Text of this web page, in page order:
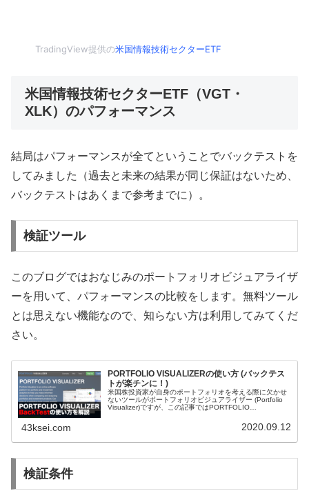
TradingView提供の米国情報技術セクターETF
米国情報技術セクターETF（VGT・
XLK）のパフォーマンス
結局はパフォーマンスが全てということでバックテストを
してみました（過去と未来の結果が同じ保証はないため、
バックテストはあくまで参考までに）。
検証ツール
このブログではおなじみのポートフォリオビジュアライザ
ーを用いて、パフォーマンスの比較をします。無料ツール
とは思えない機能なので、知らない方は利用してみてくだ
さい。
PORTFOLIO VISUALIZERの使い方 (バックテス
トが楽チンに！)
米国株投資家が自身のポートフォリオを考える際に欠かせ
ないツールがポートフォリオビジュアライザー (Portfolio
Visualizer)ですが、この記事ではPORTFOLIO
43ksei.com 2020.09.12
検証条件